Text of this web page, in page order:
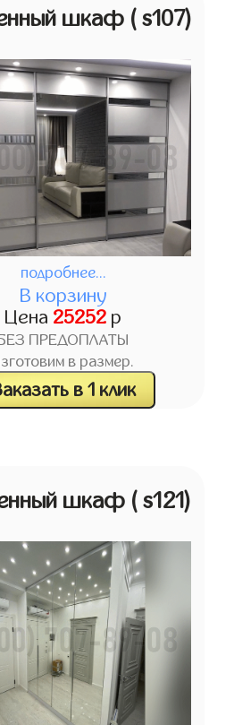
шкаф ( s107)
подробнее...
В корзину
Цена 25252 р
БЕЗ ПРЕДОПЛАТЫ
в размер.
в 1 клик
шкаф ( s121)